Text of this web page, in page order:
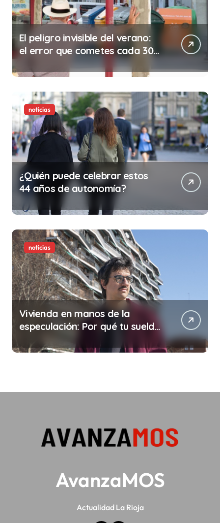
El peligro invisible del verano:
el error que cometes cada 30
minutos en tu trabajo (y la
ilegalidad que te puede costar
la vida)
noticias
¿Quién puede celebrar estos
44 años de autonomía?
noticias
Vivienda en manos de la
especulación: Por qué tu sueldo
AvanzaMOS
Actualidad La Rioja